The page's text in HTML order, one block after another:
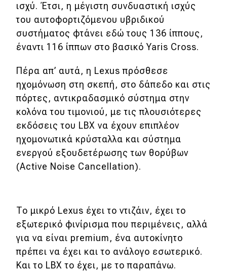
ισχύ. Έτσι, η μέγιστη συνδυαστική ισχύς
του αυτοφορτιζόμενου υβριδικού
συστήματος φτάνει εδώ τους 136 ίππους,
έναντι 116 ίππων στο βασικό Yaris Cross.
Πέρα απ’ αυτά, η Lexus πρόσθεσε
ηχομόνωση στη σκεπή, στο δάπεδο και στις
πόρτες, αντικραδασμικό σύστημα στην
κολόνα του τιμονιού, με τις πλουσιότερες
εκδόσεις του LBX να έχουν επιπλέον
ηχομονωτικά κρύσταλλα και σύστημα
ενεργού εξουδετέρωσης των θορύβων
(Active Noise Cancellation).
To μικρό Lexus έχει το ντιζάιν, έχει το
εξωτερικό φινίρισμα που περιμένεις, αλλά
για να είναι premium, ένα αυτοκίνητο
πρέπει να έχει και το ανάλογο εσωτερικό.
Και το LBX το έχει, με το παραπάνω.